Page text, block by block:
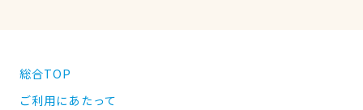
総合TOP
ご利用にあたって